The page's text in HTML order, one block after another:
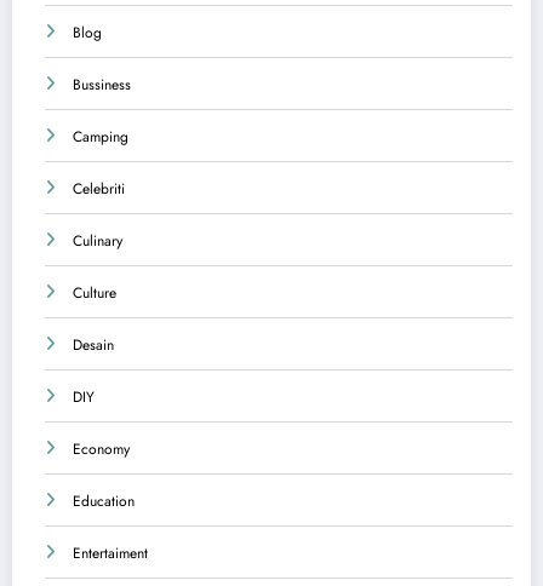
Blog
Bussiness
Camping
Celebriti
Culinary
Culture
Desain
DIY
Economy
Education
Entertaiment